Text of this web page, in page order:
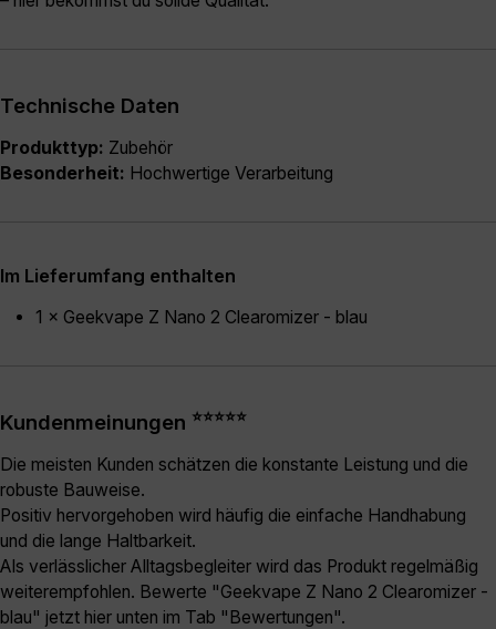
Technische Daten
Produkttyp: Zubehör
Besonderheit: Hochwertige Verarbeitung
Im Lieferumfang enthalten
1 × Geekvape Z Nano 2 Clearomizer - blau
Kundenmeinungen ⭐⭐⭐⭐⭐
Die meisten Kunden schätzen die konstante Leistung und die
robuste Bauweise.
Positiv hervorgehoben wird häufig die einfache Handhabung
und die lange Haltbarkeit.
Als verlässlicher Alltagsbegleiter wird das Produkt regelmäßig
weiterempfohlen. Bewerte "Geekvape Z Nano 2 Clearomizer -
blau" jetzt hier unten im Tab "Bewertungen".